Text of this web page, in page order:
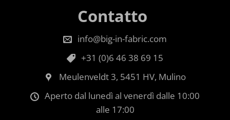
Contatto
info@big-in-fabric.com
+31 (0)6 46 38 69 15
Meulenveldt 3, 5451 HV, Mulino
Aperto dal lunedì al venerdì dalle 10:00
alle 17:00